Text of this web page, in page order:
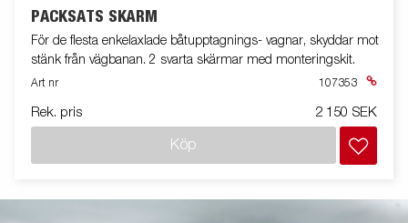
PACKSATS SKÄRM
För de flesta enkelaxlade båtupptagnings- vagnar, skyddar mot
stänk från vägbanan. 2 svarta skärmar med monteringskit.
Art nr 107353
Rek. pris 2 150 SEK
Köp